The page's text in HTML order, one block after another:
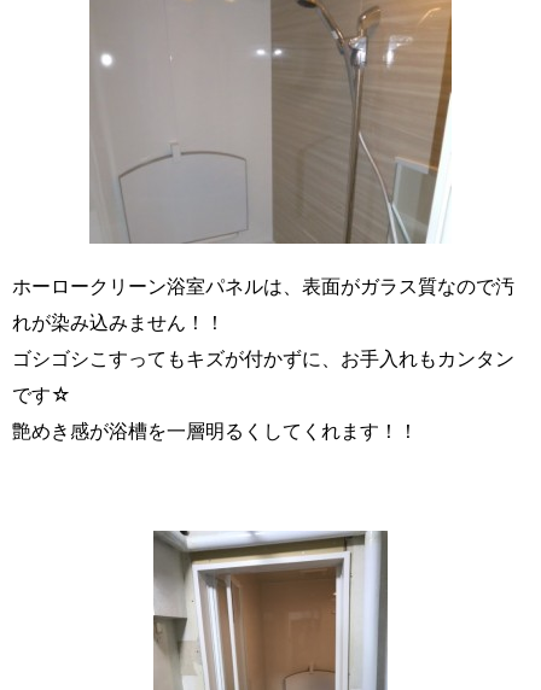
ホーロークリーン浴室パネルは、表面がガラス質なので汚
れが染み込みません！！
ゴシゴシこすってもキズが付かずに、お手入れもカンタン
です☆
艶めき感が浴槽を一層明るくしてくれます！！